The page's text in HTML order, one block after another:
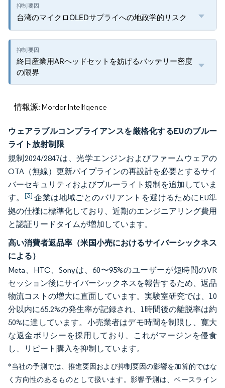
台湾のマイクロOLEDサプライへの地政学的リスク
終日産業用ARヘッドセットを妨げるバッテリー密度
の限界
情報源: Mordor Intelligence
ウェアラブルコンプライアンスを厳格化するEUのブルー
ライト放射制限
規制2024/2847は、光学エンジンおよびファームウェアの
OTA（無線）更新パイプラインの再設計を必要とするサイ
バーセキュリティおよびブルーライト規制を追加していま
す。 [3] 企業は地域ごとのバリアントを避けるためにEU準
拠の仕様に標準化しており、近期のエンジニアリング費用
と認証リードタイムが増加しています。
高い消費者返品率（米国小売におけるサイバーシックネス
による）
Meta、HTC、Sonyは、60〜95%のユーザーが短時間のVR
セッション後にサイバーシックネスを報告するため、返品
物流コストの増大に直面しています。実験室研究では、10
分以内に65.2%の発生率が記録され、1時間後の離脱率は約
50%に達しています。小売業者はデモ時間を制限し、寛大
な返金ポリシーを採用しており、これがマージンを侵食
し、リピート購入を抑制しています。
*当社の予測では、推進要因および抑制要因の影響を加算的ではな
く方向性のあるものとして扱います。影響予測は、ベースライン